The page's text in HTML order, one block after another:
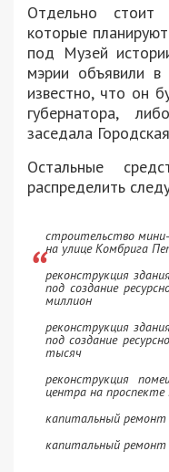
Отдельно стоит
которые
под Музей
мэрии объявили в
известно, что он
губернатора,
заседала
Остальные
распределить
строительство
на улице Комбрига
реконструкция
под создание
миллион
реконструкция
под создание
тысяч
реконструкция
центра на
капитальный
капитальный